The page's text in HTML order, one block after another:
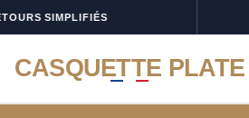
SIMPLIFIÉS
CASQUETTE PLATE